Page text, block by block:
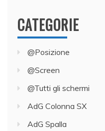
CATEGORIE
@Posizione
@Screen
@Tutti gli schermi
AdG Colonna SX
AdG Spalla